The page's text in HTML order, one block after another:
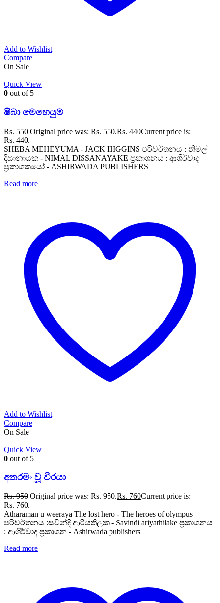
Add to Wishlist
Compare
On Sale
Quick View
0 out of 5
ෂීබා මෙහෙයුම
Rs.550 Original price was: Rs. 550.Rs. 440Current price is:
Rs. 440.
SHEBA MEHEYUMA - JACK HIGGINS පරිවර්තනය : නිමල්
දිසානායක - NIMAL DISSANAYAKE ප්‍රකාශනය : ආශිර්වාද
ප්‍රකාශකයෝ - ASHIRWADA PUBLISHERS
Read more
Add to Wishlist
Compare
On Sale
Quick View
0 out of 5
අතරමං වූ වීරයා
Rs.950 Original price was: Rs. 950.Rs. 760Current price is:
Rs. 760.
Atharaman u weeraya The lost hero - The heroes of olympus
පරිවර්තනය :සවින්දි ආරියතිලක - Savindi ariyathilake ප්‍රකාශනය
: ආශිර්වාද ප්‍රකාශන - Ashirwada publishers
Read more